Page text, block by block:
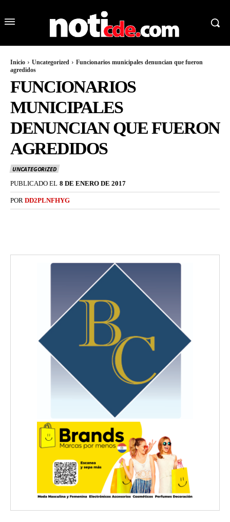
Inicio Uncategorized
Funcionarios municipales denuncian que fueron
agredidos
FUNCIONARIOS
MUNICIPALES
DENUNCIAN QUE FUERON
AGREDIDOS
UNCATEGORIZED
PUBLICADO EL 8 DE ENERO DE 2017
POR DD2PLNFHYG